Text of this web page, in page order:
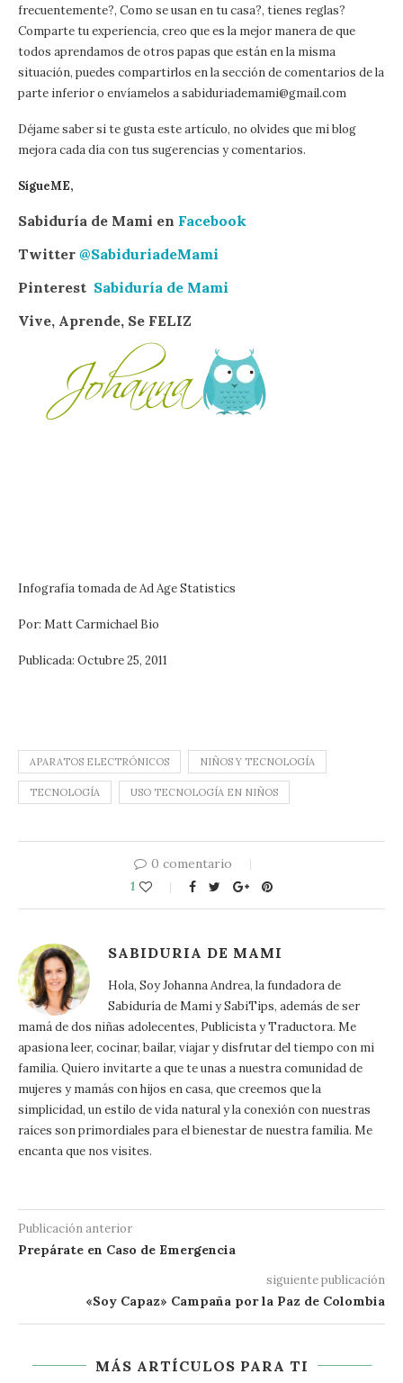
frecuentemente?, Como se usan en tu casa?, tienes reglas?
Comparte tu experiencia, creo que es la mejor manera de que
todos aprendamos de otros papas que están en la misma
situación, puedes compartirlos en la sección de comentarios de la
parte inferior o envíamelos a sabiduriademami@gmail.com
Déjame saber si te gusta este artículo, no olvides que mi blog
mejora cada día con tus sugerencias y comentarios.
SígueME,
Sabiduría de Mami en Facebook
Twitter @SabiduriadeMami
Pinterest Sabiduría de Mami
Vive, Aprende, Se FELIZ
Infografía tomada de Ad Age Statistics
Por: Matt Carmichael Bio
Publicada: Octubre 25, 2011
APARATOS ELECTRÓNICOS NIÑOS Y TECNOLOGÍA
TECNOLOGÍA USO TECNOLOGÍA EN NIÑOS
0 comentario
1
SABIDURIA DE MAMI
Hola, Soy Johanna Andrea, la fundadora de
Sabiduría de Mami y SabiTips, además de ser
mamá de dos niñas adolecentes, Publicista y Traductora. Me
apasiona leer, cocinar, bailar, viajar y disfrutar del tiempo con mi
familia. Quiero invitarte a que te unas a nuestra comunidad de
mujeres y mamás con hijos en casa, que creemos que la
simplicidad, un estilo de vida natural y la conexión con nuestras
raíces son primordiales para el bienestar de nuestra familia. Me
encanta que nos visites.
Publicación anterior
Prepárate en Caso de Emergencia
siguiente publicación
«Soy Capaz» Campaña por la Paz de Colombia
MÁS ARTÍCULOS PARA TI